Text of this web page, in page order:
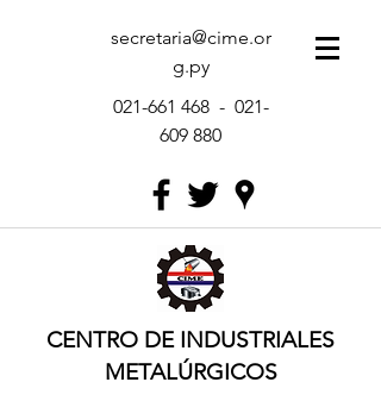
secretaria@cime.or
g.py
021-661 468- 021-
609 880
CENTRO DE INDUSTRIALES
METALÚRGICOS